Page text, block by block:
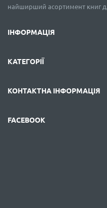
найширший асортимент книг
ІНФОРМАЦІЯ
КАТЕГОРІЇ
КОНТАКТНА ІНФОРМАЦІЯ
FACEBOOK